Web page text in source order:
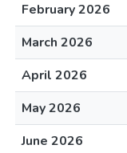
February 2026
March 2026
April 2026
May 2026
June 2026